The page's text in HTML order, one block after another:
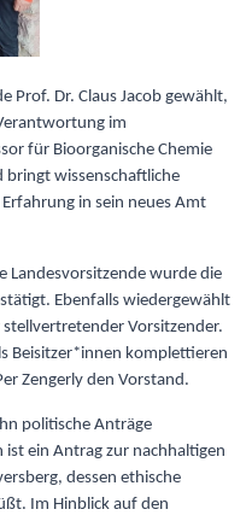
Prof. Dr. Claus Jacob gewählt,
im
für Bioorganische Chemie
bringt wissenschaftliche
in sein neues Amt
Landesvorsitzende wurde die
Ebenfalls wiedergewählt
Vorsitzender.
Beisitzer*innen komplettieren
Zengerly den Vorstand.
politische Anträge
ein Antrag zur nachhaltigen
dessen ethische
Im Hinblick auf den